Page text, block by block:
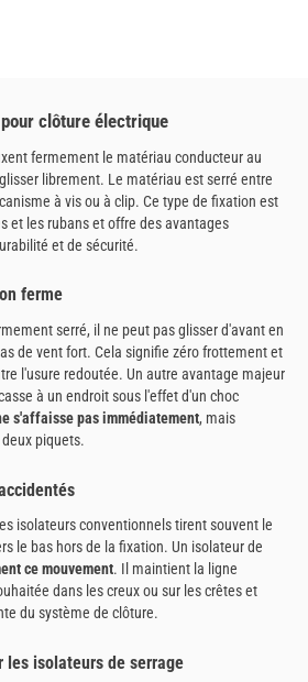
clôture électrique
fermement le matériau conducteur au
librement. Le matériau est serré entre
à vis ou à clip. Ce type de fixation est
et les rubans et offre des avantages
et de sécurité.
ferme
serré, il ne peut pas glisser d'avant en
de vent fort. Cela signifie zéro frottement et
l'usure redoutée. Un autre avantage majeur
à un endroit sous l'effet d'un choc
s'affaisse pas immédiatement, mais
piquets.
isolateurs conventionnels tirent souvent le
le bas hors de la fixation. Un isolateur de
ce mouvement. Il maintient la ligne
dans les creux ou sur les crêtes et
du système de clôture.
les isolateurs de serrage